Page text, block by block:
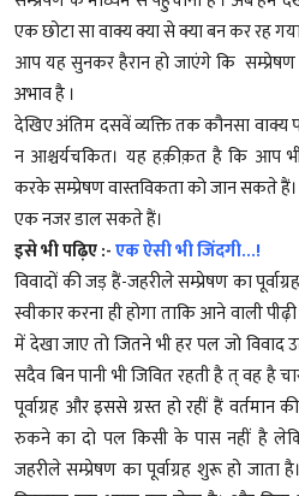
एक छोटा सा वाक्य क्या से क्या बन कर रह
आप यह सुनकर हैरान हो जाएंगे कि
अभाव है ।
देखिए अंतिम दसवें व्यक्ति तक कौनसा वाक्य
न आश्चर्यचकित। यह हक़ीक़त है कि आप भी
करके सम्प्रेषण वास्तविकता को जान सकते
एक नजर डाल सकते हैं।
इसे भी पढ़िए :-एक ऐसी भी जिंदगी...!
विवादों की जड़ हैं-जहरीले सम्प्रेषण का
स्वीकार करना ही होगा ताकि आने वाली
में देखा जाए तो जितने भी हर पल जो विवाद
सदैव बिन पानी भी जिवित रहती है त् वह है
पूर्वाग्रह और इससे ग्रस्त हो रहीं हैं वर्तमान
रुकने का दो पल किसी के पास नहीं है
जहरीले सम्प्रेषण का पूर्वाग्रह शुरू हो जाता